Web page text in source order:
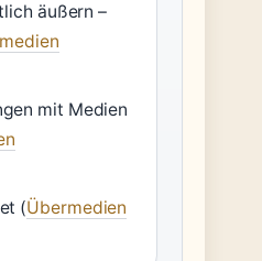
äußern –
mit Medien
(Übermedien